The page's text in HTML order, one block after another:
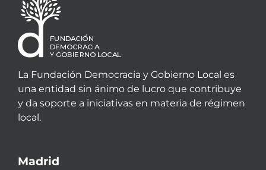
La Fundación Democracia y Gobierno Local es
una entidad sin ánimo de lucro que contribuye
y da soporte a iniciativas en materia de régimen
local.
Madrid